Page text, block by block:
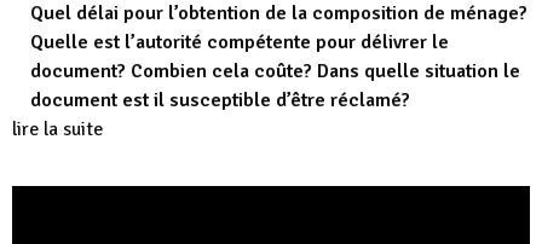
Quel délai pour l’obtention de la composition de ménage?
Quelle est l’autorité compétente pour délivrer le
document? Combien cela coûte? Dans quelle situation le
document est il susceptible d’être réclamé?
lire la suite